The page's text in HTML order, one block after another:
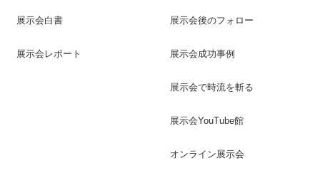
展示会白書
展示会レポート
展示会後のフォロー
展示会成功事例
展示会で時流を斬る
展示会YouTube館
オンライン展示会